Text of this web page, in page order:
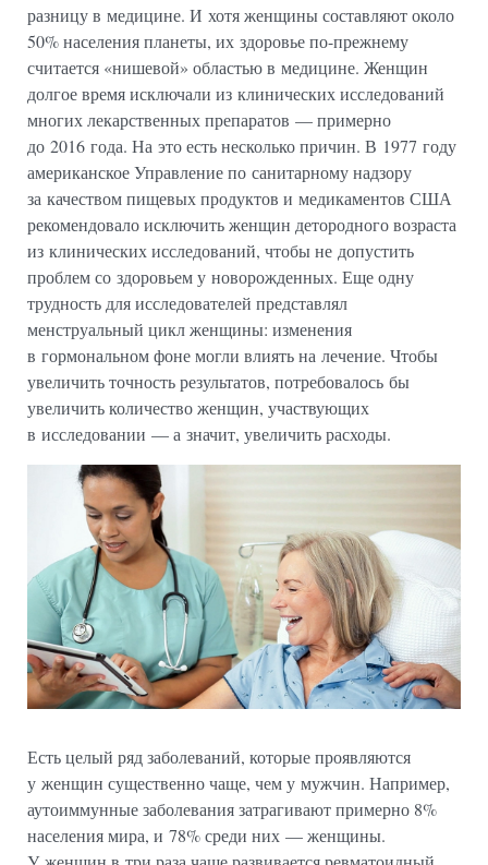
разницу в медицине. И хотя женщины составляют около
50% населения планеты, их здоровье по-прежнему
считается «нишевой» областью в медицине. Женщин
долгое время исключали из клинических исследований
многих лекарственных препаратов — примерно
до 2016 года. На это есть несколько причин. В 1977 году
американское Управление по санитарному надзору
за качеством пищевых продуктов и медикаментов США
рекомендовало исключить женщин детородного возраста
из клинических исследований, чтобы не допустить
проблем со здоровьем у новорожденных. Еще одну
трудность для исследователей представлял
менструальный цикл женщины: изменения
в гормональном фоне могли влиять на лечение. Чтобы
увеличить точность результатов, потребовалось бы
увеличить количество женщин, участвующих
в исследовании — а значит, увеличить расходы.
Есть целый ряд заболеваний, которые проявляются
у женщин существенно чаще, чем у мужчин. Например,
аутоиммунные заболевания затрагивают примерно 8%
населения мира, и 78% среди них — женщины.